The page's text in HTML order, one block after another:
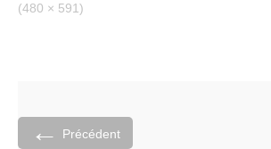
(480 × 591)
← Précédent